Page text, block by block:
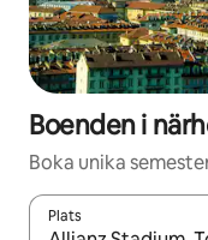
Boenden i
Boka unika
Plats